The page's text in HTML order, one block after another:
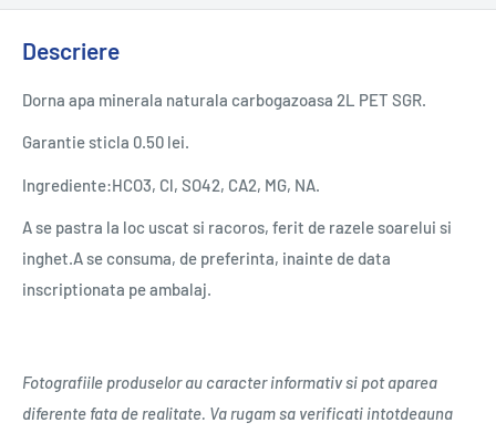
Descriere
Dorna apa minerala naturala carbogazoasa 2L PET SGR.
Garantie sticla 0.50 lei.
Ingrediente:HCO3, Cl, SO42, CA2, MG, NA.
A se pastra la loc uscat si racoros, ferit de razele soarelui si
inghet.A se consuma, de preferinta, inainte de data
inscriptionata pe ambalaj.
Fotografiile produselor au caracter informativ si pot aparea
diferente fata de realitate. Va rugam sa verificati intotdeauna